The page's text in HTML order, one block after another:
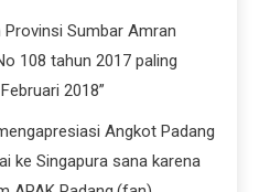
Provinsi Sumbar Amran
108 tahun 2017 paling
2018”
Angkot Padang
ke Singapura sana karena